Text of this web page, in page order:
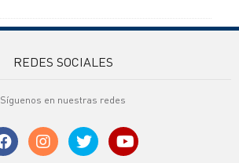
REDES SOCIALES
Síguenos en nuestras redes